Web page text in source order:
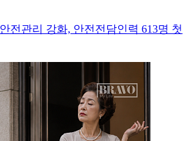
전관리 강화, 안전전담인력 613명 첫